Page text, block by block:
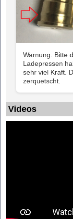
Warnung. Bitte
Ladepressen
sehr viel Kraft.
zerquetscht.
Videos